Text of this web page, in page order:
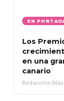
EN
Los
en una
canario
Redacción